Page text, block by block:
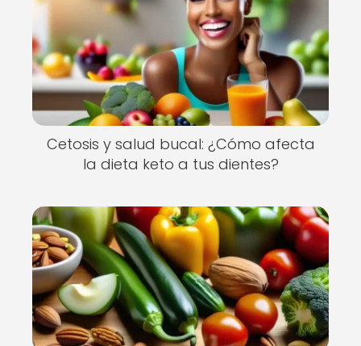
Cetosis y salud bucal: ¿Cómo afecta
la dieta keto a tus dientes?